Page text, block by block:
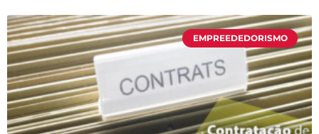
EMPREEDEDORISMO